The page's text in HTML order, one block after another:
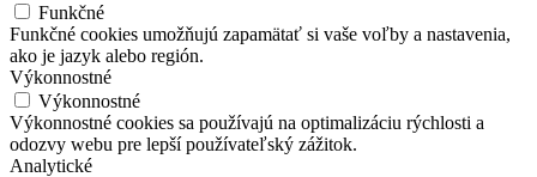
Funkčné
Funkčné cookies umožňujú zapamätať si vaše voľby a nastavenia,
ako je jazyk alebo región.
Výkonnostné
Výkonnostné
Výkonnostné cookies sa používajú na optimalizáciu rýchlosti a
odozvy webu pre lepší používateľský zážitok.
Analytické